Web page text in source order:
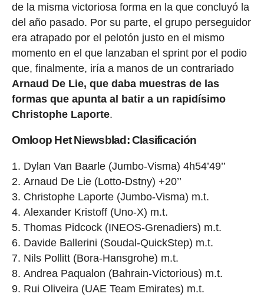
de la misma victoriosa forma en la que concluyó la
del año pasado. Por su parte, el grupo perseguidor
era atrapado por el pelotón justo en el mismo
momento en el que lanzaban el sprint por el podio
que, finalmente, iría a manos de un contrariado
Arnaud De Lie, que daba muestras de las
formas que apunta al batir a un rapidísimo
Christophe Laporte.
Omloop Het Niewsblad: Clasificación
Dylan Van Baarle (Jumbo-Visma) 4h54’49’’
Arnaud De Lie (Lotto-Dstny) +20’’
Christophe Laporte (Jumbo-Visma) m.t.
Alexander Kristoff (Uno-X) m.t.
Thomas Pidcock (INEOS-Grenadiers) m.t.
Davide Ballerini (Soudal-QuickStep) m.t.
Nils Pollitt (Bora-Hansgrohe) m.t.
Andrea Paqualon (Bahrain-Victorious) m.t.
Rui Oliveira (UAE Team Emirates) m.t.